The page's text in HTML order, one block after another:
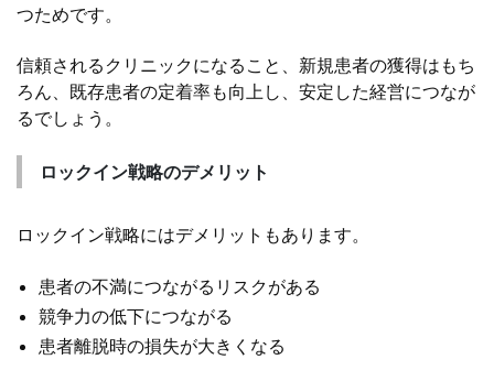
つためです。
信頼されるクリニックになること、新規患者の獲得はもち
ろん、既存患者の定着率も向上し、安定した経営につなが
るでしょう。
ロックイン戦略のデメリット
ロックイン戦略にはデメリットもあります。
患者の不満につながるリスクがある
競争力の低下につながる
患者離脱時の損失が大きくなる